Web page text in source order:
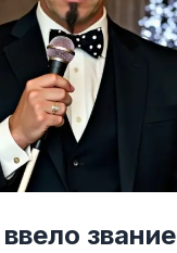
звание